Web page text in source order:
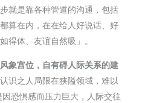
就是靠各种管道的沟通，包括
算在内，在在给人好说话、好
得体、友谊自然吸」。
象宫位，自有碍人际关系的建
认识之人局限在狭隘领域，难以
恐惧感而压力巨大，人际交往